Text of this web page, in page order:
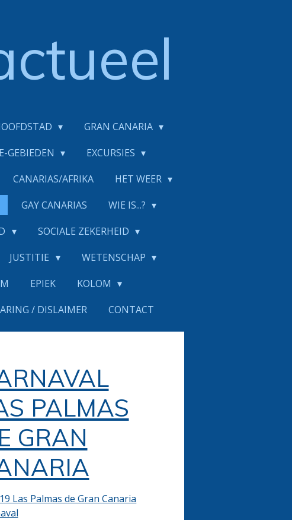
GRAN CANARIA
GEBIEDEN
EXCURSIES
CANARIAS/AFRIKA
HET WEER
GAY CANARIAS
WIE IS...?
SOCIALE ZEKERHEID
JUSTITIE
WETENSCHAP
EPIEK
KOLOM
/ DISLAIMER CONTACT
PALMAS
GRAN
Las Palmas de Gran Canaria